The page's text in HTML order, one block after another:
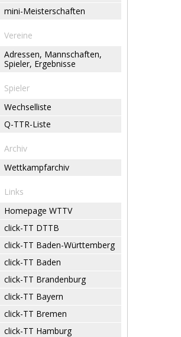
mini-Meisterschaften
Vereine
Adressen, Mannschaften,
Spieler, Ergebnisse
Spieler
Wechselliste
Q-TTR-Liste
Archiv
Wettkampfarchiv
Links
Homepage WTTV
click-TT DTTB
click-TT Baden-Württemberg
click-TT Baden
click-TT Brandenburg
click-TT Bayern
click-TT Bremen
click-TT Hamburg